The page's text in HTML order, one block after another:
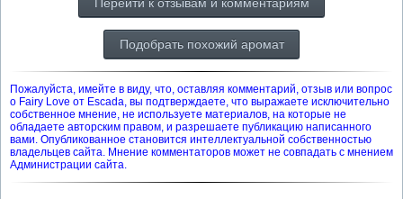
Перейти к отзывам и комментариям
Подобрать похожий аромат
Пожалуйста, имейте в виду, что, оставляя комментарий, отзыв или вопрос
о Fairy Love от Escada, вы подтверждаете, что выражаете исключительно
собственное мнение, не используете материалов, на которые не
обладаете авторским правом, и разрешаете публикацию написанного
вами. Опубликованное становится интеллектуальной собственностью
владельцев сайта. Мнение комментаторов может не совпадать с мнением
Администрации сайта.